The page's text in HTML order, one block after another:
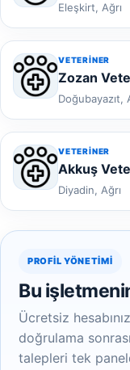
Eleşkirt, Ağrı
VETERINER
Zozan
Doğubayazıt,
VETERINER
Akkuş
Diyadin, Ağrı
PROFIL YÖNETIMI
Bu
Ücretsiz
doğrulama
talepleri tek